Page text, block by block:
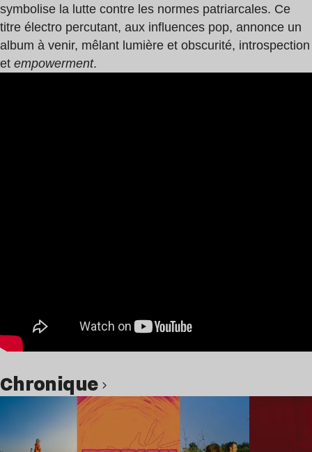
symbolise la lutte contre les normes patriarcales. Ce
titre électro percutant, aux influences pop, annonce un
album à venir, mêlant lumière et obscurité, introspection
et empowerment.
chronique
Lire l’article